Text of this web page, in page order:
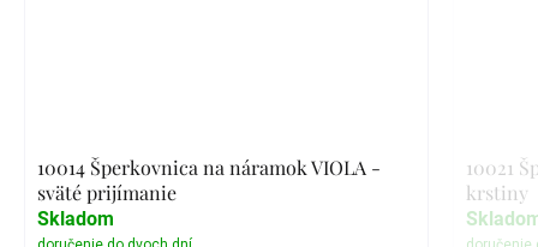
10014 Šperkovnica na náramok VIOLA -
sväté prijímanie
Skladom
10021
krstiny